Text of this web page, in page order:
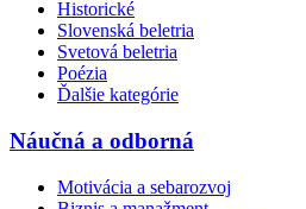
Historické
Slovenská beletria
Svetová beletria
Poézia
Ďalšie kategórie
Náučná a odborná
Motivácia a sebarozvoj